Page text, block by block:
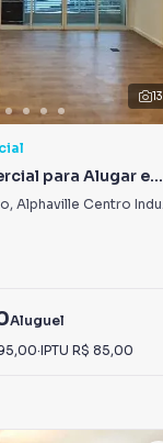
13
para Alugar em
Industrial e
, Alphaville Centro Industrial e Empresarial/Alphaville.
Aluguel
·IPTU R$ 85,00